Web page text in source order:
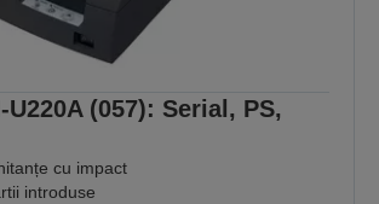
U220A (057): Serial, PS,
cu impact
introduse